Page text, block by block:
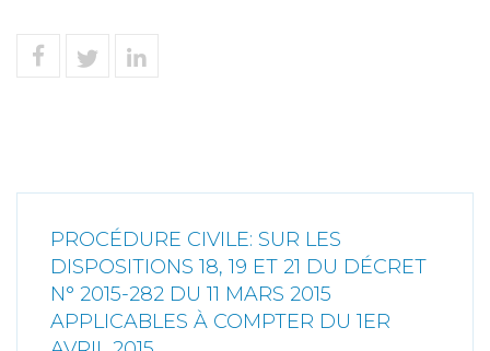
PROCÉDURE CIVILE: SUR LES
DISPOSITIONS 18, 19 ET 21 DU DÉCRET
N° 2015-282 DU 11 MARS 2015
APPLICABLES À COMPTER DU 1ER